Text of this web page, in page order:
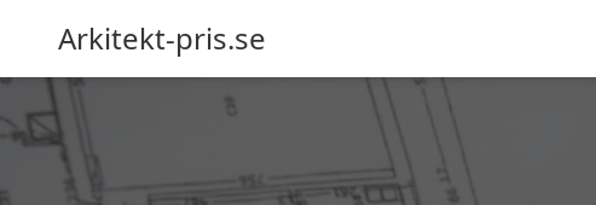
Arkitekt-pris.se